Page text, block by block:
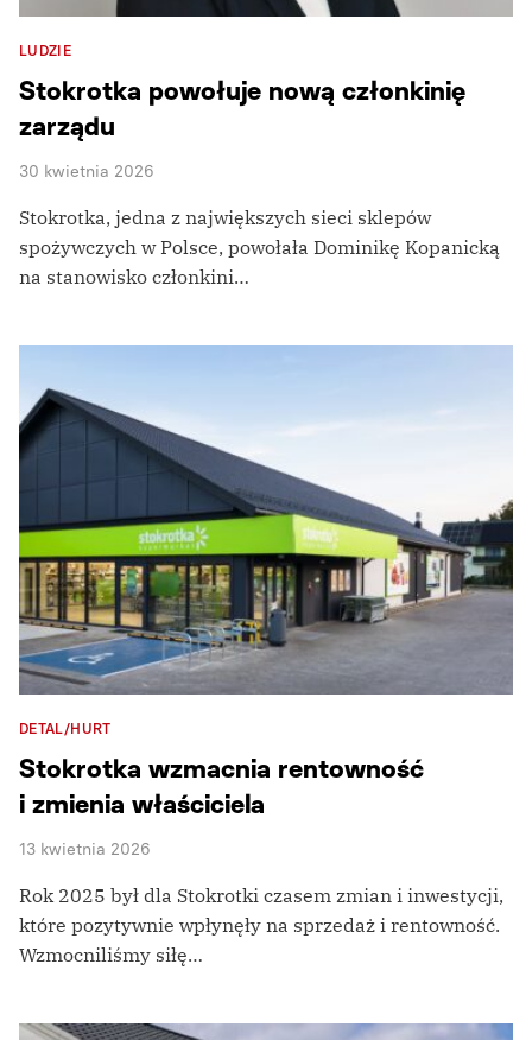
LUDZIE
Stokrotka powołuje nową członkinię
zarządu
30 kwietnia 2026
Stokrotka, jedna z największych sieci sklepów
spożywczych w Polsce, powołała Dominikę Kopanicką
na stanowisko członkini…
DETAL/HURT
Stokrotka wzmacnia rentowność
i zmienia właściciela
13 kwietnia 2026
Rok 2025 był dla Stokrotki czasem zmian i inwestycji,
które pozytywnie wpłynęły na sprzedaż i rentowność.
Wzmocniliśmy siłę…